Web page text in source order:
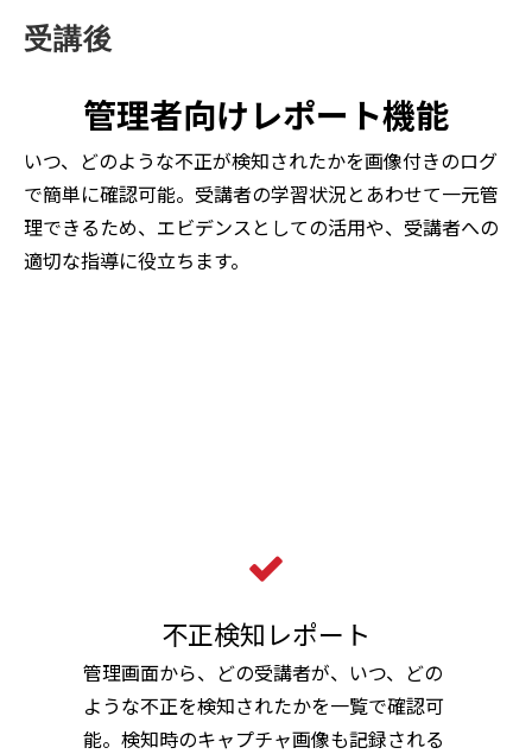
受講後
管理者向けレポート機能
いつ、どのような不正が検知されたかを画像付きのログ
で簡単に確認可能。受講者の学習状況とあわせて一元管
理できるため、エビデンスとしての活用や、受講者への
適切な指導に役立ちます。
不正検知レポート
管理画面から、どの受講者が、いつ、どの
ような不正を検知されたかを一覧で確認可
能。検知時のキャプチャ画像も記録される